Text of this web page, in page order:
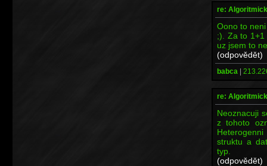
re:
Oono to
;). Za to 1+1
uz jsem to
(odpovědět)
babca |
re:
Neoznacuji
z tohoto
struktu a
typ.
(odpovědět)